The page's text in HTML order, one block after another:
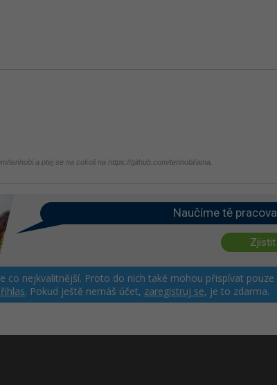
tenhobi a ptej se na cokoli na https://github.com/tenhobi/ama.
Naučíme tě
Zjistit
co nejkvalitnější. Proto do nich také mohou přispívat
. Pokud ještě nemáš účet, zaregistruj se, je to zdarma.